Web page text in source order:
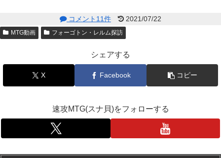
コメント11件 2021/07/22
MTG動画 フォーゴトン・レルム探訪
シェアする
X Facebook コピー
速攻MTG(スナ貝)をフォローする